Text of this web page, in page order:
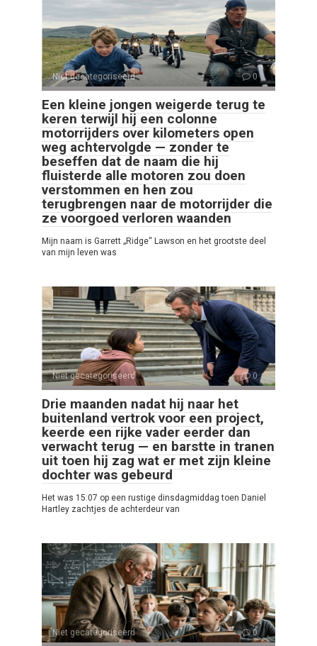
Niet gecategoriseerd 0
Een kleine jongen weigerde terug te
keren terwijl hij een colonne
motorrijders over kilometers open
weg achtervolgde — zonder te
beseffen dat de naam die hij
fluisterde alle motoren zou doen
verstommen en hen zou
terugbrengen naar de motorrijder die
ze voorgoed verloren waanden
Mijn naam is Garrett „Ridge“ Lawson en het grootste deel
van mijn leven was
Niet gecategoriseerd 0
Drie maanden nadat hij naar het
buitenland vertrok voor een project,
keerde een rijke vader eerder dan
verwacht terug — en barstte in tranen
uit toen hij zag wat er met zijn kleine
dochter was gebeurd
Het was 15:07 op een rustige dinsdagmiddag toen Daniel
Hartley zachtjes de achterdeur van
Niet gecategoriseerd 0